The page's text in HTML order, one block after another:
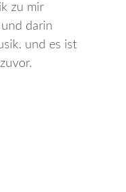
zu mir
darin
und es ist